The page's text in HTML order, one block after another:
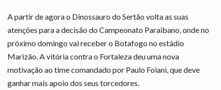
A partir de agora o Dinossauro do Sertão volta as suas
atenções para a decisão do Campeonato Paraibano, onde no
próximo domingo vai receber o Botafogo no estádio
Marizão. A vitória contra o Fortaleza deu uma nova
motivação ao time comandado por Paulo Foiani, que deve
ganhar mais apoio dos seus torcedores.